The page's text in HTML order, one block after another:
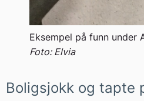
Eksempel på funn under
Foto: Elvia
Boligsjokk og tapte